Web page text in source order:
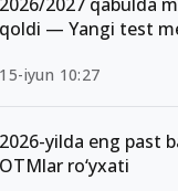
qoldi — Yangi test
15-iyun 10:27
2026-yilda eng past
OTMlar ro‘yxati